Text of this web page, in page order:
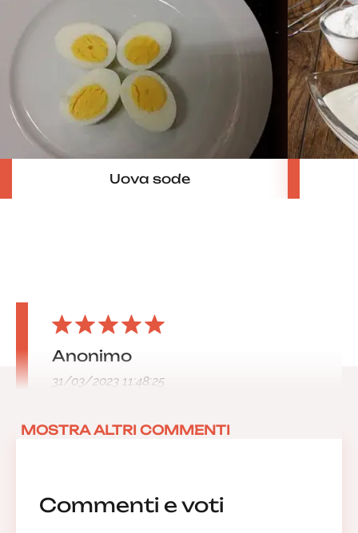
Uova sode
Commenti e voti
Anonimo
31/03/2023 11:48:25
MOSTRA ALTRI COMMENTI